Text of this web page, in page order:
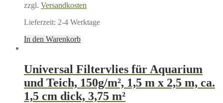
zzgl. Versandkosten
Lieferzeit: 2-4 Werktage
In den Warenkorb
Universal Filtervlies für Aquarium
und Teich, 150g/m², 1,5 m x 2,5 m, ca.
1,5 cm dick, 3,75 m²